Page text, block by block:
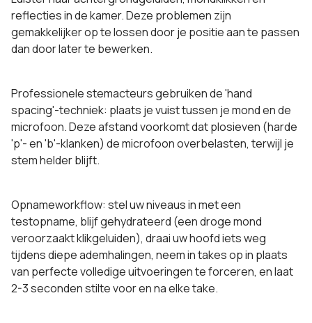
reflecties in de kamer. Deze problemen zijn
gemakkelijker op te lossen door je positie aan te passen
dan door later te bewerken.
Professionele stemacteurs gebruiken de 'hand
spacing'-techniek: plaats je vuist tussen je mond en de
microfoon. Deze afstand voorkomt dat plosieven (harde
'p'- en 'b'-klanken) de microfoon overbelasten, terwijl je
stem helder blijft.
Opnameworkflow: stel uw niveaus in met een
testopname, blijf gehydrateerd (een droge mond
veroorzaakt klikgeluiden), draai uw hoofd iets weg
tijdens diepe ademhalingen, neem in takes op in plaats
van perfecte volledige uitvoeringen te forceren, en laat
2-3 seconden stilte voor en na elke take.